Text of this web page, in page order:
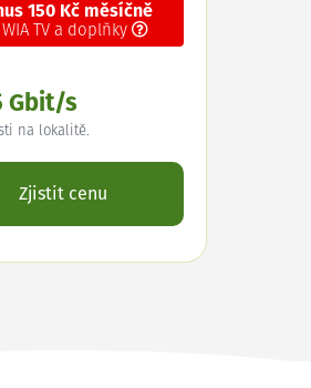
150 Kč měsíčně
TV a doplňky
Gbit/s
na lokalitě.
Zjistit cenu